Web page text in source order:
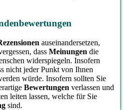
auseinandersetzen,
dass Meinungen die
widerspiegeln. Insofern
nicht jeder Punkt von Ihnen
würde. Insofern sollten Sie
Bewertungen verlassen und
leiten lassen, welche für Sie
sind.